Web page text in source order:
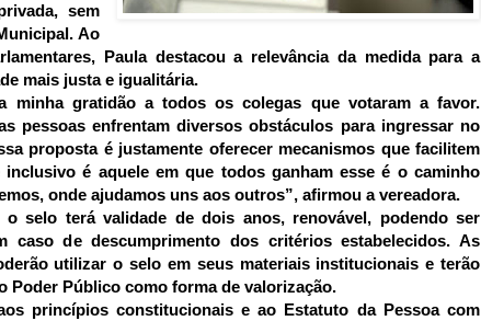
sem
Ao
Paula destacou a relevância da medida para a
mais justa e igualitária.
minha gratidão a todos os colegas que votaram a favor.
pessoas enfrentam diversos obstáculos para ingressar no
proposta é justamente oferecer mecanismos que facilitem
inclusivo é aquele em que todos ganham esse é o caminho
onde ajudamos uns aos outros”, afirmou a vereadora.
selo terá validade de dois anos, renovável, podendo ser
caso de descumprimento dos critérios estabelecidos. As
utilizar o selo em seus materiais institucionais e terão
Poder Público como forma de valorização.
princípios constitucionais e ao Estatuto da Pessoa com